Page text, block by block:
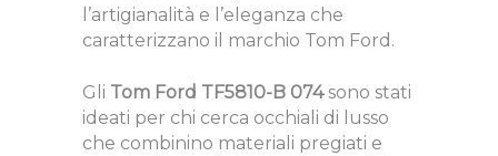
l’artigianalità e l’eleganza che
caratterizzano il marchio Tom Ford.
Gli Tom Ford TF5810-B 074sono stati
ideati per chi cerca occhiali di lusso
che combinino materiali pregiati e